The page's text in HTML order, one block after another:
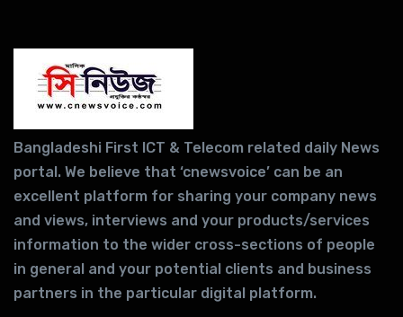
Bangladeshi First ICT & Telecom related daily News
portal. We believe that ‘cnewsvoice’ can be an
excellent platform for sharing your company news
and views, interviews and your products/services
information to the wider cross-sections of people
in general and your potential clients and business
partners in the particular digital platform.